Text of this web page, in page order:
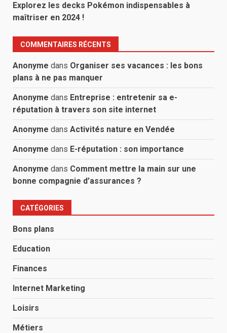
Explorez les decks Pokémon indispensables à
maîtriser en 2024 !
COMMENTAIRES RÉCENTS
Anonyme dans Organiser ses vacances : les bons
plans à ne pas manquer
Anonyme dans Entreprise : entretenir sa e-
réputation à travers son site internet
Anonyme dans Activités nature en Vendée
Anonyme dans E-réputation : son importance
Anonyme dans Comment mettre la main sur une
bonne compagnie d’assurances ?
CATÉGORIES
Bons plans
Education
Finances
Internet Marketing
Loisirs
Métiers